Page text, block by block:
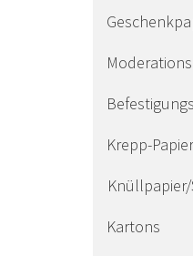
Krepp-Papier
Kartons